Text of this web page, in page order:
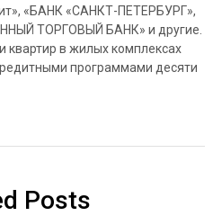
«БАНК «САНКТ-ПЕТЕРБУРГ»,
ТОРГОВЫЙ БАНК» и другие.
квартир в жилых комплексах
программами десяти
Posts